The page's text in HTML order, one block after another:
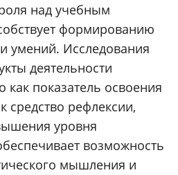
над учебным
формированию
умений. Исследования
деятельности
как показатель освоения
средство рефлексии,
уровня
возможность
мышления и